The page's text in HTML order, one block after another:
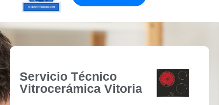
Servicio Técnico
Vitrocerámica Vitoria